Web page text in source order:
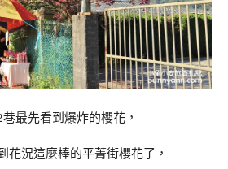
最先看到爆炸的櫻花，
花況這麼棒的平菁街櫻花了，